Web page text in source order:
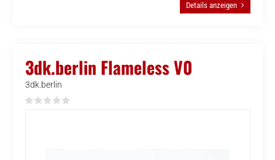
Details anzeigen
3dk.berlin Flameless V0
3dk.berlin